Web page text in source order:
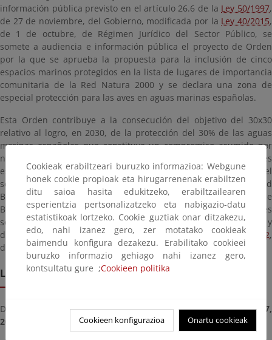
información pública previsto en el artículo 26.6 de la Ley 50/1997,
de 27 de noviembre, del Gobierno, modificada por la Ley 40/2015,
de 1 de octubre, de Régimen Jurídico del Sector Público, se
somete a audiencia e información pública el proyecto de Orden
por la que se aprueba la propuesta para la inclusión de cinco
espacios marinos protegidos en la lista de lugares de importancia
comunitaria de la Red Natura 2000 y se declara una zona de
especial protección para las aves en aguas marinas españolas.
Esta Orden contribuye a la consecución del objetivo del 30x30
relativo al logro, en 2030, de la protección del 30% de las aguas
marinas españolas que constituye un compromiso asumido por
nuestro país, en respuesta a (i) los objetivos internacionales
establecidos en el Marco Global de Biodiversidad, adoptado en el
seno de la Convención de Naciones Unidas sobre la Diversidad
Biológica, (ii) los objetivos de la UE fijados en la Estrategia de
Biodiversidad para 2030, así como a (iii) los objetivos nacionales
señalados en el Plan Estratégico Estatal del Patrimonio Natural y
de la Biodiversidad, adoptado medianteReal Decreto 1057/2022,
de 27 de diciembre.
Lekualdatze epea
Deadline for submitting documents from astelehena, otsaila 17,
2025
astelehena, martxoa 10, 2025
Cookieak erabiltzeari buruzko informazioa: Webgune
honek cookie propioak eta hirugarrenenak erabiltzen
ditu saioa hasita edukitzeko, erabiltzailearen
esperientzia pertsonalizatzeko eta nabigazio-datu
estatistikoak lortzeko. Cookie guztiak onar ditzakezu,
edo, nahi izanez gero, zer motatako cookieak
baimendu konfigura dezakezu. Erabilitako cookieei
buruzko informazio gehiago nahi izanez gero,
kontsultatu gure ;Cookieen politika
Cookieen konfigurazioa Onartu cookieak